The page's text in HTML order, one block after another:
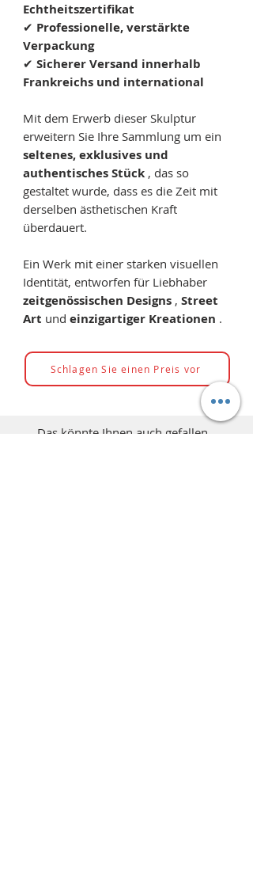
Echtheitszertifikat
✔ Professionelle, verstärkte
Verpackung
✔ Sicherer Versand innerhalb
Frankreichs und international
Mit dem Erwerb dieser Skulptur
erweitern Sie Ihre Sammlung um ein
seltenes, exklusives und
authentisches Stück , das so
gestaltet wurde, dass es die Zeit mit
derselben ästhetischen Kraft
überdauert.
Ein Werk mit einer starken visuellen
Identität, entworfen für Liebhaber
zeitgenössischen Designs , Street
Art und einzigartiger Kreationen .
Schlagen Sie einen Preis vor
Das könnte Ihnen auch gefallen...